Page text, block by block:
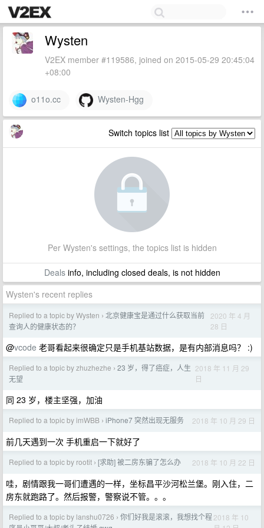
Wysten
V2EX member #119586, joined on 2015-05-29 20:45:04
+08:00
o11o.cc Wysten-Hgg
Switch topics list
Per Wysten's settings, the topics list is hidden
Dealsinfo, including closed deals, is not hidden
Wysten's recent replies
Replied to a topic by Wysten › 北京健康宝是通过什么获取当前
查询人的健康状态的？
2020 年 4 月
28 日
@vcode 老哥看起来很确定只是手机基站数据，是有内部消息吗？ :)
Replied to a topic by zhuzhezhe › 23 岁，得了癌症，人生
无望
2018 年 11 月 29
日
同 23 岁，楼主坚强，加油
Replied to a topic by imWBB › iPhone7 突然出现无服务 2018 年 10 月 29 日
前几天遇到一次 手机重启一下就好了
Replied to a topic by rootit › [求助] 被二房东骗了怎么办 2018 年 10 月 22 日
哇，剧情跟我一哥们遭遇的一样，坐标昌平沙河松兰堡。刚入住，二
房东就跑路了。然后报警，警察说不管。。。
Replied to a topic by lanshu0726 › 你们好我是滚滚，我想找个程2018 年 10